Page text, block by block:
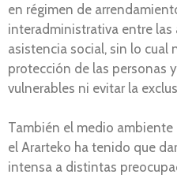
en régimen de
interadministrativa entre las
asistencia social, sin lo cual
protección de las personas
vulnerables ni evitar la
También el medio
el Ararteko ha tenido que
intensa a distintas